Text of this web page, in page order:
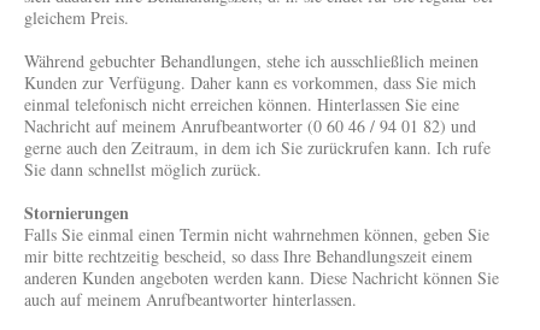
gleichem Preis.
Während gebuchter Behandlungen, stehe ich ausschließlich meinen
Kunden zur Verfügung. Daher kann es vorkommen, dass Sie mich
einmal telefonisch nicht erreichen können. Hinterlassen Sie eine
Nachricht auf meinem Anrufbeantworter (0 60 46 / 94 01 82) und
gerne auch den Zeitraum, in dem ich Sie zurückrufen kann. Ich rufe
Sie dann schnellst möglich zurück.
Stornierungen
Falls Sie einmal einen Termin nicht wahrnehmen können, geben Sie
mir bitte rechtzeitig bescheid, so dass Ihre Behandlungszeit einem
anderen Kunden angeboten werden kann. Diese Nachricht können Sie
auch auf meinem Anrufbeantworter hinterlassen.